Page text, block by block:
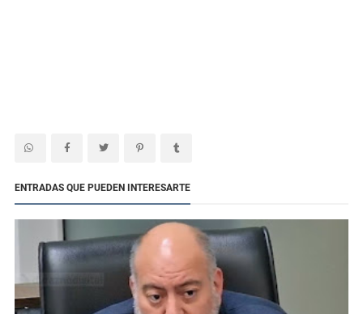
ENTRADAS QUE PUEDEN INTERESARTE